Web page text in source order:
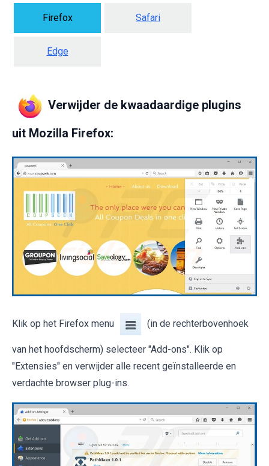
Firefox Safari
Edge
Verwijder de kwaadaardige plugins
uit Mozilla Firefox:
Klik op het Firefox menu (in de rechterbovenhoek
van het hoofdscherm) selecteer "Add-ons". Klik op
"Extensies" en verwijder alle recent geïnstalleerde en
verdachte browser plug-ins.